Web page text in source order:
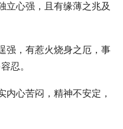
立心强，且有缘薄之兆及
强，有惹火烧身之厄，事
忍。
内心苦闷，精神不安定，